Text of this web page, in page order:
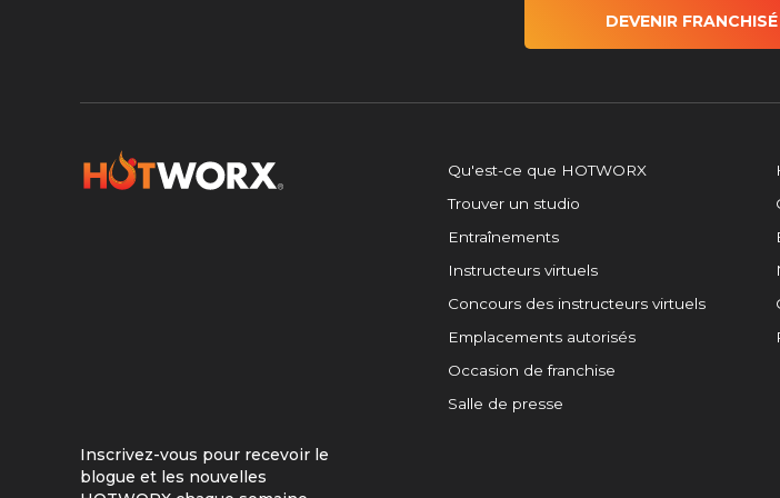
DEVENIR FRANCHISÉ
Qu'est-ce que HOTWORX
Trouver un studio
Entraînements
Instructeurs virtuels
Concours des instructeurs virtuels
Emplacements autorisés
Occasion de franchise
Salle de presse
Inscrivez-vous pour recevoir le
blogue et les nouvelles